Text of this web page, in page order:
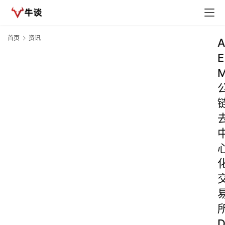
首页 资讯
A
E